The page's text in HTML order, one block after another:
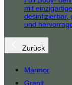
mit
desinfizierbar,
und
Zurück
Marmor
Granit